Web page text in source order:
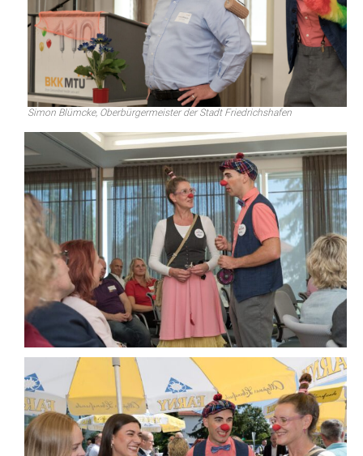
Simon Blümcke, Oberbürgermeister der Stadt Friedrichshafen